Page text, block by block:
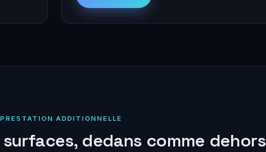
PRESTATION ADDITIONNELLE
dedans comme dehors